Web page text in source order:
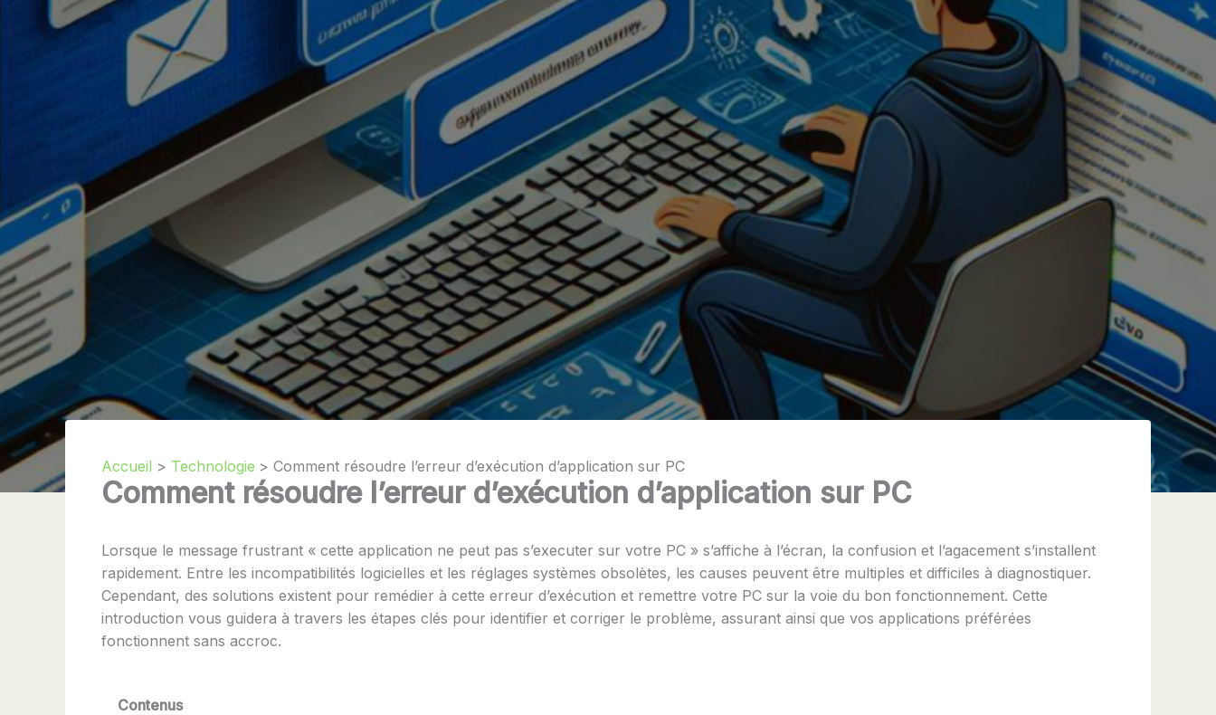
Accueil Technologie Comment résoudre l’erreur d’exécution d’application sur PC
Comment résoudre l’erreur d’exécution d’application sur PC
Lorsque le message frustrant « cette application ne peut pas s’executer sur votre PC » s’affiche à l’écran, la confusion et l’agacement s’installent
rapidement. Entre les incompatibilités logicielles et les réglages systèmes obsolètes, les causes peuvent être multiples et difficiles à diagnostiquer.
Cependant, des solutions existent pour remédier à cette erreur d’exécution et remettre votre PC sur la voie du bon fonctionnement. Cette
introduction vous guidera à travers les étapes clés pour identifier et corriger le problème, assurant ainsi que vos applications préférées
fonctionnent sans accroc.
Contenus